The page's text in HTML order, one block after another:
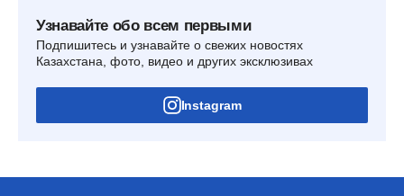
Узнавайте обо всем первыми
Подпишитесь и узнавайте о свежих новостях
Казахстана, фото, видео и других эксклюзивах
Instagram